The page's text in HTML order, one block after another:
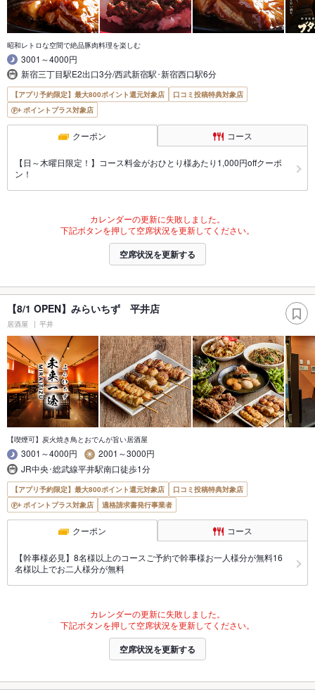
昭和レトロな空間で絶品豚肉料理を楽しむ
3001～4000円
新宿三丁目駅E2出口3分/西武新宿駅･新宿西口駅6分
【アプリ予約限定】最大800ポイント還元対象店
口コミ投稿特典対象店
ポイントプラス対象店
クーポン コース
【日～木曜日限定！】コース料金がおひとり様あたり1,000円offクーポ
ン！
カレンダーの更新に失敗しました。
下記ボタンを押して空席状況を更新してください。
空席状況を更新する
【8/1 OPEN】みらいちず 平井店
居酒屋 平井
【喫煙可】炭火焼き鳥とおでんが旨い居酒屋
3001～4000円
2001～3000円
JR中央･総武線平井駅南口徒歩1分
【アプリ予約限定】最大800ポイント還元対象店
口コミ投稿特典対象店
ポイントプラス対象店
適格請求書発行事業者
クーポン コース
【幹事様必見】8名様以上のコースご予約で幹事様お一人様分が無料16
名様以上でお二人様分が無料
カレンダーの更新に失敗しました。
下記ボタンを押して空席状況を更新してください。
空席状況を更新する